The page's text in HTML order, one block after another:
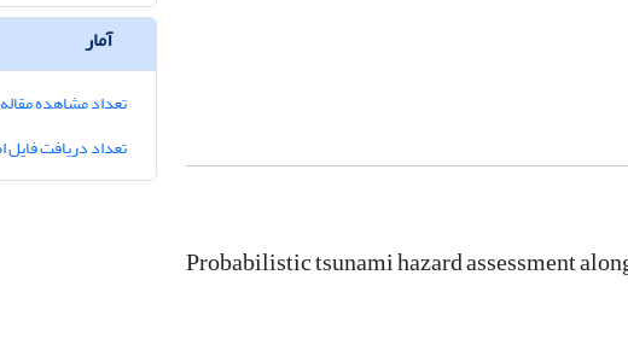
Probabilistic tsunami hazard assessment
آمار
تعداد مشاهده مقاله
تعداد دریافت فایل